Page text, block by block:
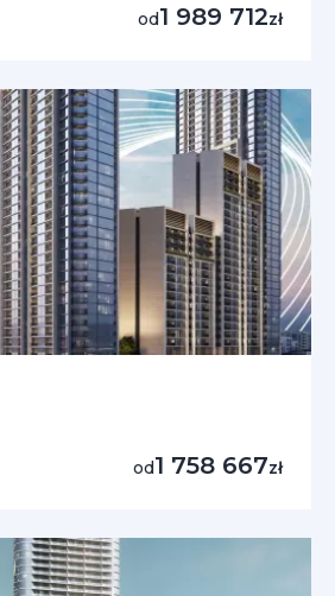
od1 989 712zł
od1 758 667zł